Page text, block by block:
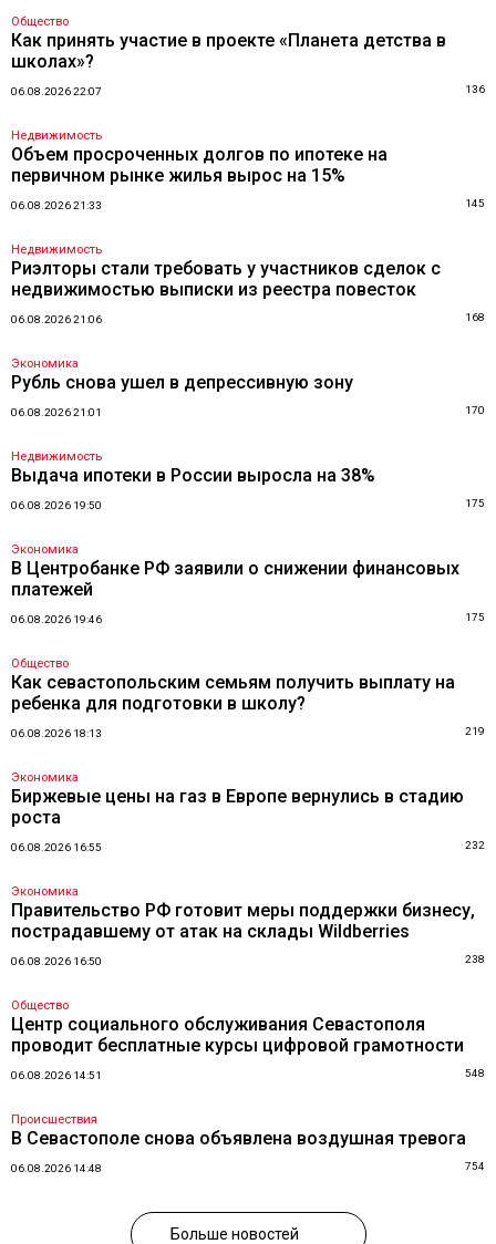
Общество
Как принять участие в проекте «Планета детства в
школах»?
06.08.2026 22:07 136
Недвижимость
Объем просроченных долгов по ипотеке на
первичном рынке жилья вырос на 15%
06.08.2026 21:33 145
Недвижимость
Риэлторы стали требовать у участников сделок с
недвижимостью выписки из реестра повесток
06.08.2026 21:06 168
Экономика
Рубль снова ушел в депрессивную зону
06.08.2026 21:01 170
Недвижимость
Выдача ипотеки в России выросла на 38%
06.08.2026 19:50 175
Экономика
В Центробанке РФ заявили о снижении финансовых
платежей
06.08.2026 19:46 175
Общество
Как севастопольским семьям получить выплату на
ребенка для подготовки в школу?
06.08.2026 18:13 219
Экономика
Биржевые цены на газ в Европе вернулись в стадию
роста
06.08.2026 16:55 232
Экономика
Правительство РФ готовит меры поддержки бизнесу,
пострадавшему от атак на склады Wildberries
06.08.2026 16:50 238
Общество
Центр социального обслуживания Севастополя
проводит бесплатные курсы цифровой грамотности
06.08.2026 14:51 548
Происшествия
В Севастополе снова объявлена воздушная тревога
06.08.2026 14:48 754
Больше новостей